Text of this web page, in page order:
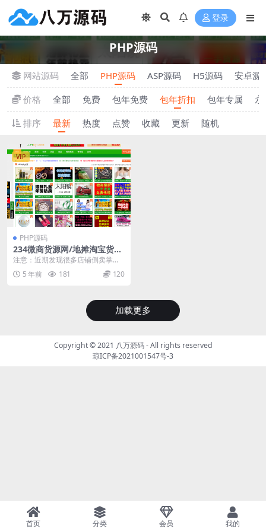
登录
PHP源码
网站源码 全部 PHP源码 ASP源码 H5源码
安卓源
价格
全部 免费 包年免费 包年折扣 包年专属
排序
最新 热度 点赞 收藏 更新 随机
VIP
PHP源码
234微商货源网/地摊淘宝货源
源码完整大客户运营版+全新
页面美工设计+二次功能开发
注意：近期发现很多店铺倒卖掌柜
的原创源码，而且高价！！如果亲
们发现上当了，赶紧退...
5 年前 181 120
加载更多
Copyright © 2021 八万源码- All rights reserved
琼ICP备2021001547号-3
首页 分类 会员 我的